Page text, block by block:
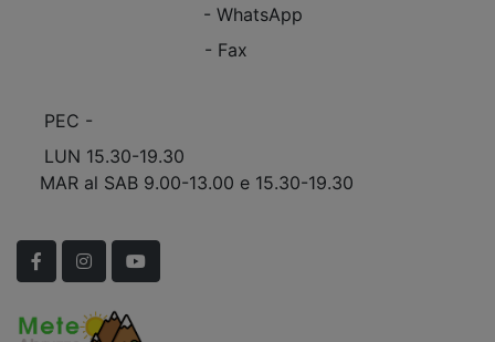
- WhatsApp
- Fax
PEC -
LUN 15.30-19.30
MAR al SAB 9.00-13.00 e 15.30-19.30
FacebookInstagramYouTube